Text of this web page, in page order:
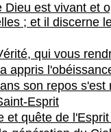
Dieu est vivant et
; et il discerne
qui vous
appris
son repos
Esprit
et quête de